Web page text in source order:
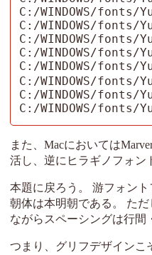
C:/WINDOWS/
C:/WINDOWS/
C:/WINDOWS/
C:/WINDOWS/
C:/WINDOWS/fonts/
C:/WINDOWS/
C:/WINDOWS/
C:/WINDOWS/
また、Macにおいては
活し、逆にヒラギノフォン
本題に戻ろう。 游フォン
朝体は本明朝である。 た
ながらスペーシングは行間
つまり、グリフデザインこ